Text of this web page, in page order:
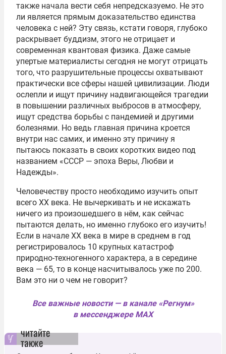
также начала вести себя непредсказуемо. Не это
ли является прямым доказательство единства
человека с ней? Эту связь, кстати говоря, глубоко
раскрывает буддизм, этого не отрицает и
современная квантовая физика. Даже самые
упертые материалисты сегодня не могут отрицать
того, что разрушительные процессы охватывают
практически все сферы нашей цивилизации. Люди
ослепли и ищут причину надвигающейся трагедии
в повышении различных выбросов в атмосферу,
ищут средства борьбы с пандемией и другими
болезнями. Но ведь главная причина кроется
внутри нас самих, и именно эту причину я
пытаюсь показать в своих коротких видео под
названием «СССР — эпоха Веры, Любви и
Надежды».
Человечеству просто необходимо изучить опыт
всего XX века. Не вычеркивать и не искажать
ничего из произошедшего в нём, как сейчас
пытаются делать, но именно глубоко его изучить!
Если в начале ХХ века в мире в среднем в год
регистрировалось 10 крупных катастроф
природно-техногенного характера, а в середине
века — 65, то в конце насчитывалось уже по 200.
Вам это ни о чем не говорит?
Все важные новости — в канале «Регнум»
в мессенджере MAX
читайте
также